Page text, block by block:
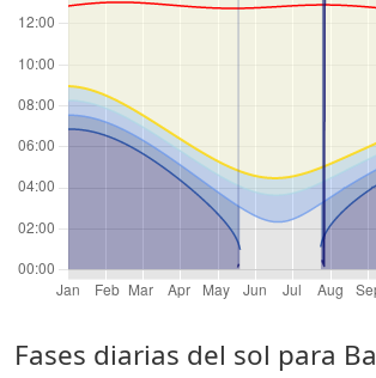
Fases diarias del sol para